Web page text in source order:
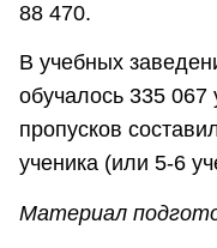
88 470.
В учебных
обучалось 335
пропусков
ученика (или 5-6
Материал